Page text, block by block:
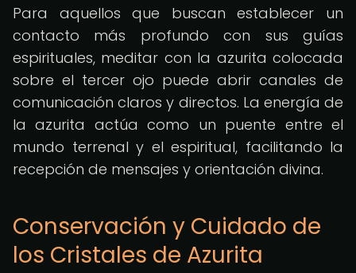
Para aquellos que buscan establecer un
contacto más profundo con sus guías
espirituales, meditar con la azurita colocada
sobre el tercer ojo puede abrir canales de
comunicación claros y directos. La energía de
la azurita actúa como un puente entre el
mundo terrenal y el espiritual, facilitando la
recepción de mensajes y orientación divina.
Conservación y Cuidado de
los Cristales de Azurita